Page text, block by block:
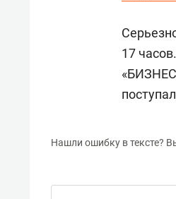
17
«БИЗНЕС
Нашли ошибку в тексте?